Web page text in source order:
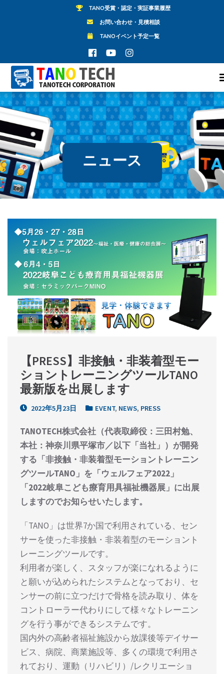
TANO受賞・認定・実証事業履歴
お問い合わせ・見積相談
TANOイベント予定一覧
ニュース
【PRESS】非接触・非装着型モー
ショントレーニングツールTANO
最新版を出展します
2022年5月23日 EVENT, NEWS, PRESS
TANOTECH株式会社（代表取締役：三田村勉、
本社：神奈川県平塚市／以下「当社」）が開発
する「非接触・非装着型モーショントレーニン
グツールTANO」を「ウェルフェア2022」
「2022岐阜こども療育用具福祉機器展」に出展
しますのでお知らせいたします。
「TANO」は世界7か国で利用されている、セン
サーを使った非接触・非装着型のモーショント
レーニングツールです。
利用者が楽しく、スタッフが楽になれるように
と願いが込められたシステムとなっており、セ
ンサーの前に立つだけで骨格を読み取り、体を
コントローラー代わりにして様々なトレーニン
グを行う事ができるシステムです。
国内外の高齢者福祉施設から放課後等デイサー
ビス、病院、商業施設等、多くの環境で利用さ
れており、運動（リハビリ）/レクリエーショ